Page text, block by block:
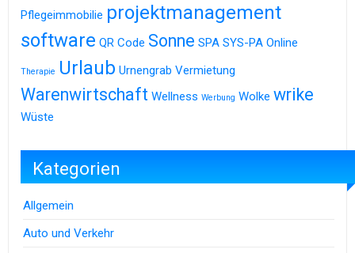
Pflegeimmobilie projektmanagement
software QR Code Sonne SPA SYS-PA Online
Therapie Urlaub Urnengrab Vermietung
Warenwirtschaft Wellness Werbung Wolke wrike
Wüste
Kategorien
Allgemein
Auto und Verkehr